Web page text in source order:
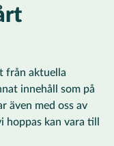
från aktuella
innehåll som på
även med oss av
kan vara till